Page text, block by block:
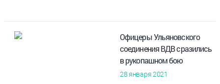
Офицеры Ульяновского
соединения ВДВ сразились
в рукопашном бою
28 января 2021